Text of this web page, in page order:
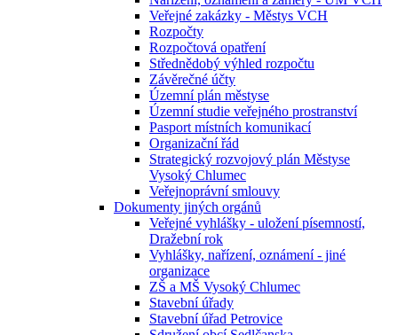
Veřejné zakázky - Městys VCH
Rozpočty
Rozpočtová opatření
Střednědobý výhled rozpočtu
Závěrečné účty
Územní plán městyse
Územní studie veřejného prostranství
Pasport místních komunikací
Organizační řád
Strategický rozvojový plán Městyse
Vysoký Chlumec
Veřejnoprávní smlouvy
Dokumenty jiných orgánů
Veřejné vyhlášky - uložení písemností,
Dražební rok
Vyhlášky, nařízení, oznámení - jiné
organizace
ZŠ a MŠ Vysoký Chlumec
Stavební úřady
Stavební úřad Petrovice